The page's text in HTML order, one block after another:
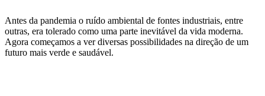
Antes da pandemia o ruído ambiental de fontes industriais, entre
outras, era tolerado como uma parte inevitável da vida moderna.
Agora começamos a ver diversas possibilidades na direção de um
futuro mais verde e saudável.